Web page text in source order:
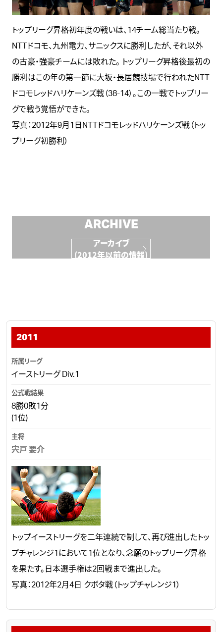
トップリーグ昇格初年度の戦いは、14チーム総当たり戦。
NTTドコモ、九州電力、サニックスに勝利したが、それ以外
の古豪・強豪チームには敗れた。 トップリーグ昇格後最初の
勝利はこの年の第一節に大坂・長居競技場で行われたNTT
ドコモレッドハリケーンズ戦（38-14）。この一戦でトップリー
グで戦う覚悟ができた。
写真：2012年9月1日NTTドコモレッドハリケーンズ戦（トッ
プリーグ初勝利）
ARCHIVE
アーカイブ
(2012年以前の情報)
2011
イーストリーグ Div.1
8勝0敗1分
(1位)
宍戸 要介
トップイーストリーグを二年連続で制して、再び進出したトッ
プチャレンジ1において1位となり、念願のトップリーグ昇格
を果たす。日本選手権は2回戦まで進出した。
写真：2012年2月4日 クボタ戦（トップチャレンジ1）